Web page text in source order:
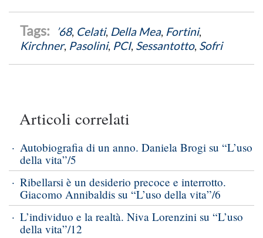
’68, Celati, Della Mea, Fortini,
Kirchner, Pasolini, PCI, Sessantotto, Sofri
Articoli correlati
Autobiografia di un anno. Daniela Brogi su “L’uso
della vita”/5
Ribellarsi è un desiderio precoce e interrotto.
Giacomo Annibaldis su “L’uso della vita”/6
L’individuo e la realtà. Niva Lorenzini su “L’uso
della vita”/12